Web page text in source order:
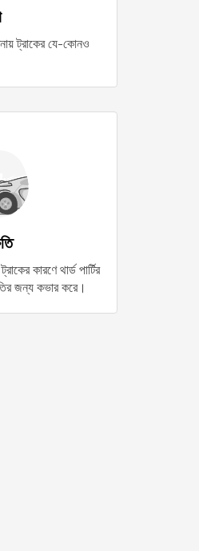
ট্রাকের যে-কোনও
কারণে থার্ড পার্টির
জন্য কভার করে।